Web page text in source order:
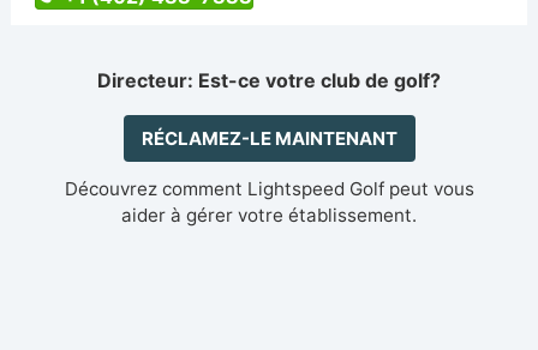
Directeur: Est-ce votre club de golf?
RÉCLAMEZ-LE MAINTENANT
Découvrez comment Lightspeed Golf peut vous
aider à gérer votre établissement.